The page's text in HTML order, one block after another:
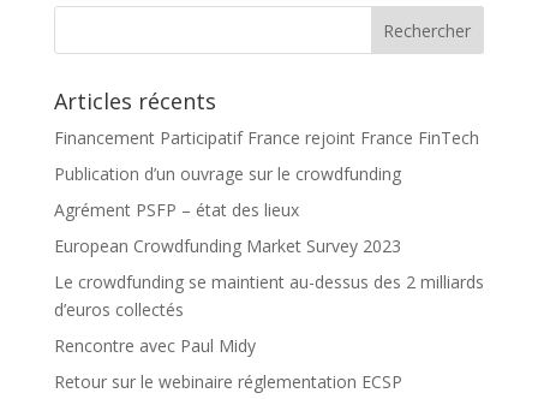
Articles récents
Financement Participatif France rejoint France FinTech
Publication d’un ouvrage sur le crowdfunding
Agrément PSFP – état des lieux
European Crowdfunding Market Survey 2023
Le crowdfunding se maintient au-dessus des 2 milliards
d’euros collectés
Rencontre avec Paul Midy
Retour sur le webinaire réglementation ECSP